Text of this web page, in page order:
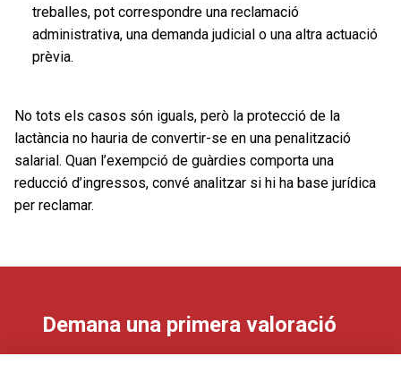
treballes, pot correspondre una reclamació
administrativa, una demanda judicial o una altra actuació
prèvia.
No tots els casos són iguals, però la protecció de la
lactància no hauria de convertir-se en una penalització
salarial. Quan l’exempció de guàrdies comporta una
reducció d’ingressos, convé analitzar si hi ha base jurídica
per reclamar.
Demana una primera valoració